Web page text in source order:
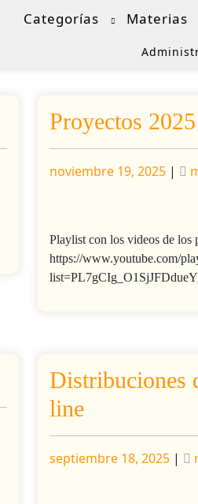
Categorías Materias
Proyectos 2025
Publicado
noviembre 19, 2025|
Playlist con los videos de los
https://www.youtube.com/
Distribuciones
line
Publicado
septiembre 18, 2025|